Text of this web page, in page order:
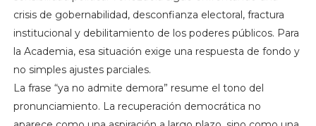
crisis de gobernabilidad, desconfianza electoral, fractura
institucional y debilitamiento de los poderes públicos. Para
la Academia, esa situación exige una respuesta de fondo y
no simples ajustes parciales.
La frase “ya no admite demora” resume el tono del
pronunciamiento. La recuperación democrática no